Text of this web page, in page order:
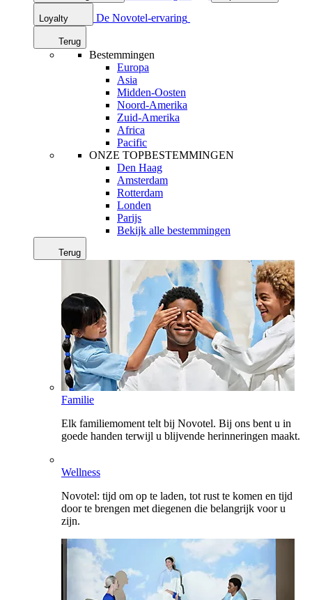
Loyalty De Novotel-ervaring
Terug
Bestemmingen
Europa
Asia
Midden-Oosten
Noord-Amerika
Zuid-Amerika
Africa
Pacific
ONZE TOPBESTEMMINGEN
Den Haag
Amsterdam
Rotterdam
Londen
Parijs
Bekijk alle bestemmingen
Terug
Familie
Elk familiemoment telt bij Novotel. Bij ons bent u in
goede handen terwijl u blijvende herinneringen maakt.
Wellness
Novotel: tijd om op te laden, tot rust te komen en tijd
door te brengen met diegenen die belangrijk voor u
zijn.